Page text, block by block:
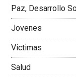
Paz, Desarrollo
Jovenes
Victimas
Salud